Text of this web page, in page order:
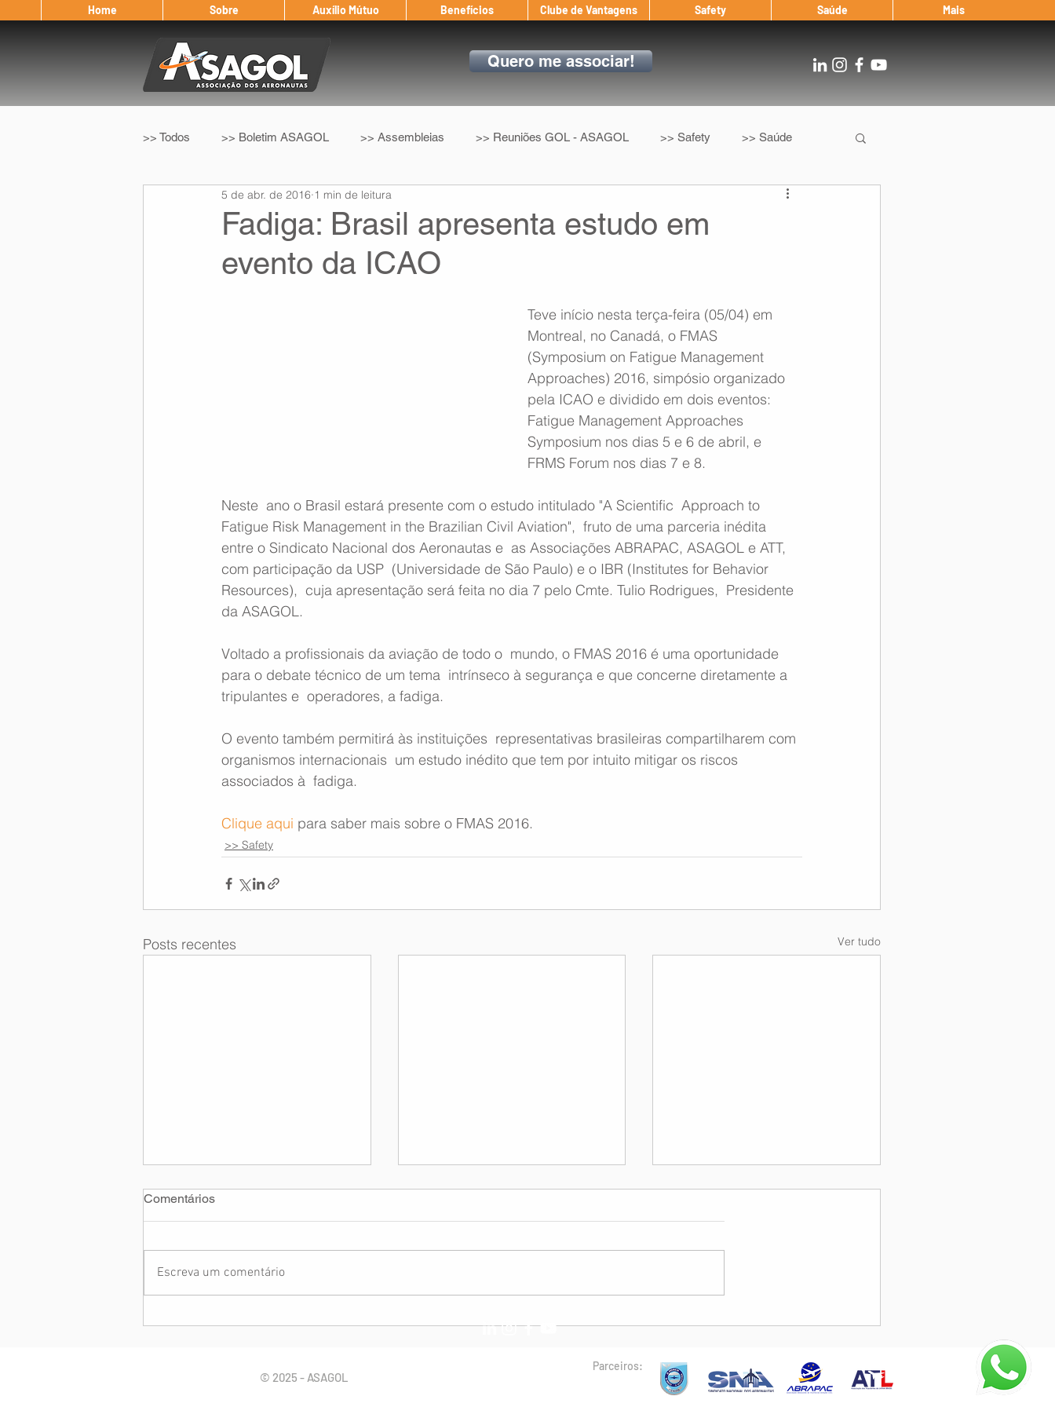
Home Sobre Auxílio Mútuo Benefícios Clube de Vantagens Safety Saúde Mais
Quero me associar!
>> Todos >> Boletim ASAGOL >> Assembleias >> Reuniões GOL - ASAGOL >> Safety >> Saúde
>> Legislação >> IFALPA >> Convenção Coletiva After Landing
Eleição ASAGOL Safety Window Auxílio Mútuo
Fadigômetro Notícias
Fadiga: Brasil apresenta estudo em
evento da ICAO
5 de abr. de 2016 1 min de leitura
Teve início nesta terça-feira (05/04) em
Montreal, no Canadá, o FMAS
(Symposium on Fatigue Management
Approaches) 2016, simpósio organizado
pela ICAO e dividido em dois eventos:
Fatigue Management Approaches
Symposium nos dias 5 e 6 de abril, e
FRMS Forum nos dias 7 e 8.
Neste  ano o Brasil estará presente com o estudo intitulado "A Scientific  Approach to
Fatigue Risk Management in the Brazilian Civil Aviation",  fruto de uma parceria inédita
entre o Sindicato Nacional dos Aeronautas e  as Associações ABRAPAC, ASAGOL e ATT,
com participação da USP  (Universidade de São Paulo) e o IBR (Institutes for Behavior
Resources),  cuja apresentação será feita no dia 7 pelo Cmte. Tulio Rodrigues,  Presidente
da ASAGOL.
Voltado a profissionais da aviação de todo o  mundo, o FMAS 2016 é uma oportunidade
para o debate técnico de um tema  intrínseco à segurança e que concerne diretamente a
tripulantes e  operadores, a fadiga.
O evento também permitirá às instituições  representativas brasileiras compartilharem com
organismos internacionais  um estudo inédito que tem por intuito mitigar os riscos
associados à  fadiga.
Clique aqui para saber mais sobre o FMAS 2016.
>> Safety
Posts recentes Ver tudo
Comentários
Escreva um comentário
© 2025 - ASAGOL
Parceiros: